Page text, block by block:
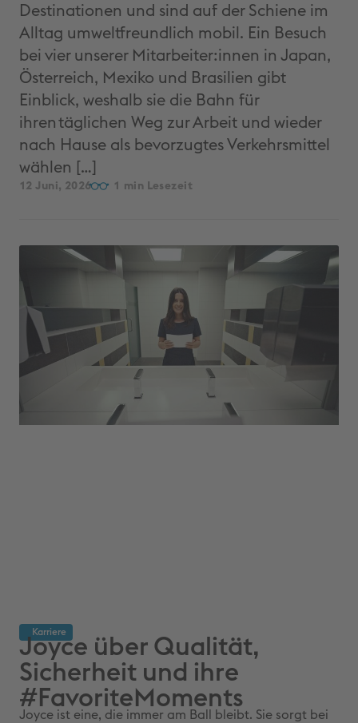
Destinationen und sind auf der Schiene im
Alltag umweltfreundlich mobil. Ein Besuch
bei vier unserer Mitarbeiter:innen in Japan,
Österreich, Mexiko und Brasilien gibt
Einblick, weshalb sie die Bahn für
ihren täglichen Weg zur Arbeit und wieder
nach Hause als bevorzugtes Verkehrsmittel
wählen […]
12 Juni, 2026 1
Karriere
Joyce über Qualität,
Sicherheit und ihre
#FavoriteMoments
Joyce ist eine, die immer am Ball bleibt. Sie sorgt bei